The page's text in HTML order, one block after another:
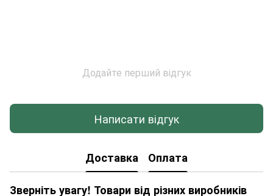
Додайте перший відгук
Написати відгук
Доставка Оплата
Зверніть увагу! Товари від різних виробників